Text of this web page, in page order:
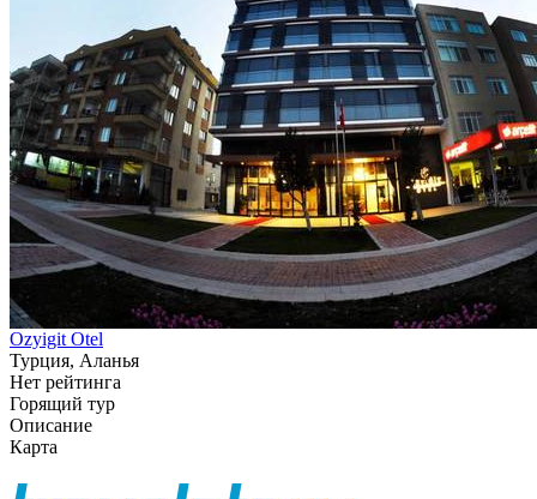
Ozyigit Otel
Турция, Аланья
Нет рейтинга
Горящий тур
Описание
Карта